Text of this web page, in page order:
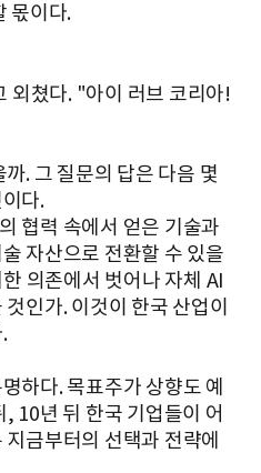
몫이다.
외쳤다. "아이 러브 코리아!
. 그 질문의 답은 다음 몇
다.
협력 속에서 얻은 기술과
자산으로 전환할 수 있을
의존에서 벗어나 자체 AI
인가. 이것이 한국 산업이
하다. 목표주가 상향도 예
10년 뒤 한국 기업들이 어
금부터의 선택과 전략에